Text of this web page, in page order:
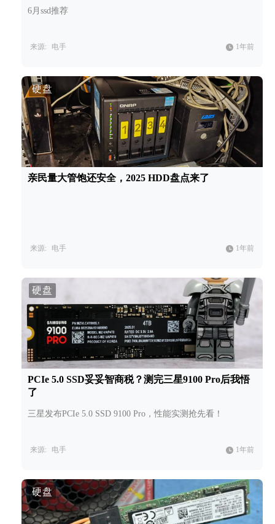
6月ssd推荐
来源: 电手 1年前
硬盘
亲民量大管饱还安全，2025 HDD盘点来了
来源: 电手 1年前
硬盘
PCIe 5.0 SSD妥妥智商税？测完三星9100 Pro后我悟
了
三星发布PCIe 5.0 SSD 9100 Pro，性能实测抢先看！
来源: 电手 1年前
硬盘